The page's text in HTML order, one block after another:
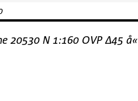
20530 N 1:160 OVP ∆45 å«